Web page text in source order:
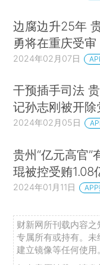
边腐边升25年
勇将在重庆受审
2024年02月07日
干预插手司法
记孙志刚被开除
2024年02月05日
贵州“亿元高官”
琨被控受贿1.08
2024年01月11日
财新网所刊载内容
专属所有或持有。
建立镜像等任何使用。